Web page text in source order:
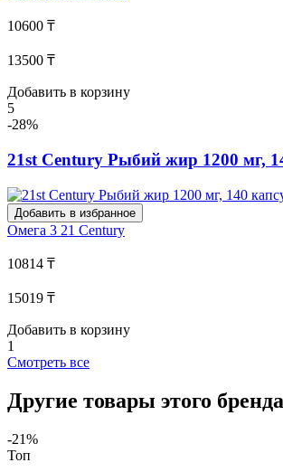
10600 ₸
13500 ₸
Добавить в корзину
5
-28%
21st Century Рыбий жир 1200 мг,
Добавить в избранное
Омега 3 21 Century
10814 ₸
15019 ₸
Добавить в корзину
1
Смотреть все
Другие товары этого бренда
-21%
Топ